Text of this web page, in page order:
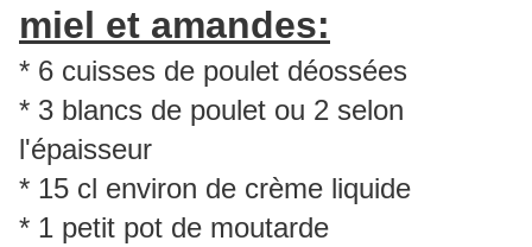
miel et amandes:
* 6 cuisses de poulet déossées
* 3 blancs de poulet ou 2 selon
l'épaisseur
* 15 cl environ de crème liquide
* 1 petit pot de moutarde